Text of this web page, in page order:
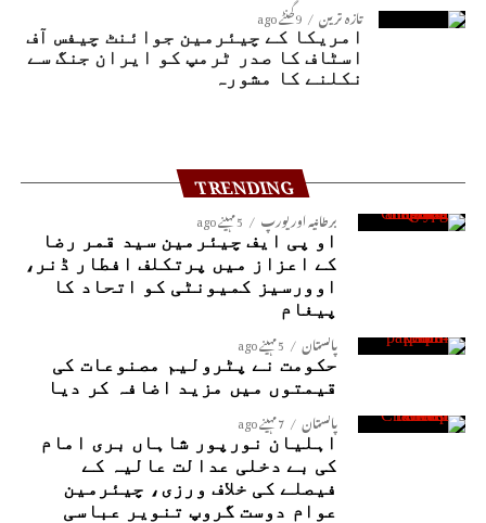
تازہ ترین 9 گھنٹے ago
امریکا کے چیئرمین جوائنٹ چیفس آف
اسٹاف کا صدر ٹرمپ کو ایران جنگ سے
نکلنے کا مشورہ
TRENDING
برطانیہ اور یورپ 5 مہینے ago
او پی ایف چیئرمین سید قمر رضا
کے اعزاز میں پرتکلف افطار ڈنر،
اوورسیز کمیونٹی کو اتحاد کا
پیغام
پاکستان 5 مہینے ago
حکومت نے پٹرولیم مصنوعات کی
قیمتوں میں مزید اضافہ کر دیا
پاکستان 7 مہینے ago
اہلیان نورپور شاہاں بری امام
کی بے دخلی عدالت عالیہ کے
فیصلے کی خلاف ورزی، چیئرمین
عوام دوست گروپ تنویر عباسی